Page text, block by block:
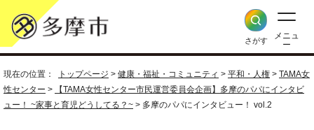
さがす
メニュ
ー
現在の位置： トップページ > 健康・福祉・コミュニティ > 平和・人権 > TAMA女
性センター >
【TAMA女性センター市民運営委員会企画】多摩のパパにインタビ
ュー！ ~家事と育児どうしてる？~ > 多摩のパパにインタビュー！ vol.2